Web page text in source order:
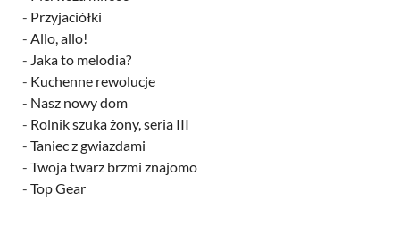
- Przyjaciółki
- Allo, allo!
- Jaka to melodia?
- Kuchenne rewolucje
- Nasz nowy dom
- Rolnik szuka żony, seria III
- Taniec z gwiazdami
- Twoja twarz brzmi znajomo
- Top Gear